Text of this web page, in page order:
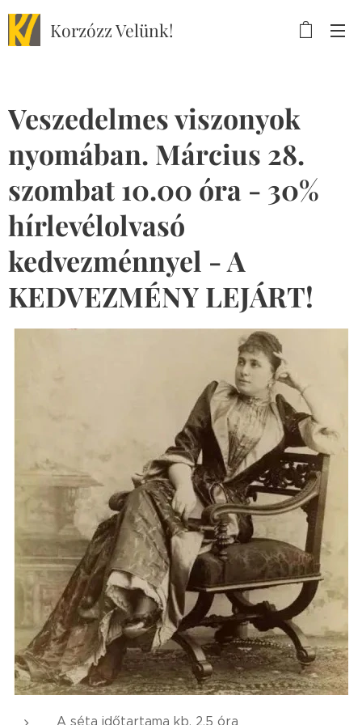
KorzózzVelünk!
Veszedelmes viszonyok
nyomában. Március 28.
szombat 10.00 óra - 30%
hírlevélolvasó
kedvezménnyel - A
KEDVEZMÉNY LEJÁRT!
A séta időtartama kb. 2,5 óra